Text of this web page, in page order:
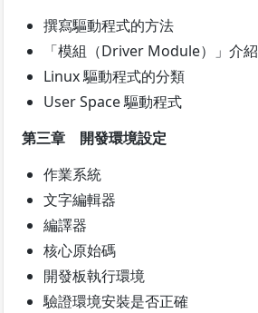
撰寫驅動程式的方法
「模組（Driver Module）」介紹
Linux 驅動程式的分類
User Space 驅動程式
第三章 開發環境設定
作業系統
文字編輯器
編譯器
核心原始碼
開發板執行環境
驗證環境安裝是否正確